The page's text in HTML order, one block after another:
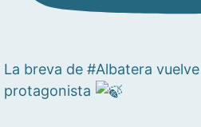
La breva de #Albatera
protagonista